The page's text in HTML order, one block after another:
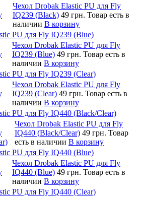
Чехол Drobak Elastic PU для Fly
IQ239 (Black) 49 грн. Товар есть в
наличии В корзину
PU для Fly IQ239 (Blue)
Чехол Drobak Elastic PU для Fly
IQ239 (Blue) 49 грн. Товар есть в
наличии В корзину
PU для Fly IQ239 (Clear)
Чехол Drobak Elastic PU для Fly
IQ239 (Clear) 49 грн. Товар есть в
наличии В корзину
PU для Fly IQ440 (Black/Clear)
Чехол Drobak Elastic PU для Fly
IQ440 (Black/Clear) 49 грн. Товар
есть в наличии В корзину
PU для Fly IQ440 (Blue)
Чехол Drobak Elastic PU для Fly
IQ440 (Blue) 49 грн. Товар есть в
наличии В корзину
PU для Fly IQ440 (Clear)